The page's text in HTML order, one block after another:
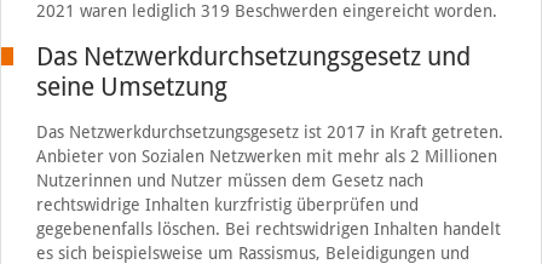
2021 waren lediglich 319 Beschwerden eingereicht worden.
Das Netzwerkdurchsetzungsgesetz und
seine Umsetzung
Das Netzwerkdurchsetzungsgesetz ist 2017 in Kraft getreten.
Anbieter von Sozialen Netzwerken mit mehr als 2 Millionen
Nutzerinnen und Nutzer müssen dem Gesetz nach
rechtswidrige Inhalten kurzfristig überprüfen und
gegebenenfalls löschen. Bei rechtswidrigen Inhalten handelt
es sich beispielsweise um Rassismus, Beleidigungen und